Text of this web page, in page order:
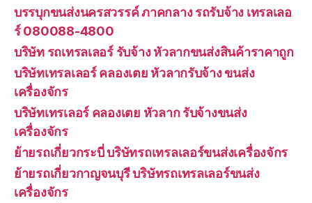
บรรบุกขนส่งนครสวรรค์ ภาคกลาง รถรับจ้าง เทรลเลอ
ร์ 080088-4800
บริษัท รถเทรลเลอร์ รับจ้าง หัวลากขนส่งสินค้าราคาถูก
บริษัทเทรลเลอร์ คลองเตย หัวลากรับจ้าง ขนส่ง
เครื่องจักร
บริษัทเทรเลอร์ คลองเตย หัวลาก รับจ้างขนส่ง
เครื่องจักร
ย้ายรถเกี่ยวกระบี่ บริษัทรถเทรลเลอร์ขนส่งเครื่องจักร
ย้ายรถเกี่ยวกาญจนบุรี บริษัทรถเทรลเลอร์ขนส่ง
เครื่องจักร